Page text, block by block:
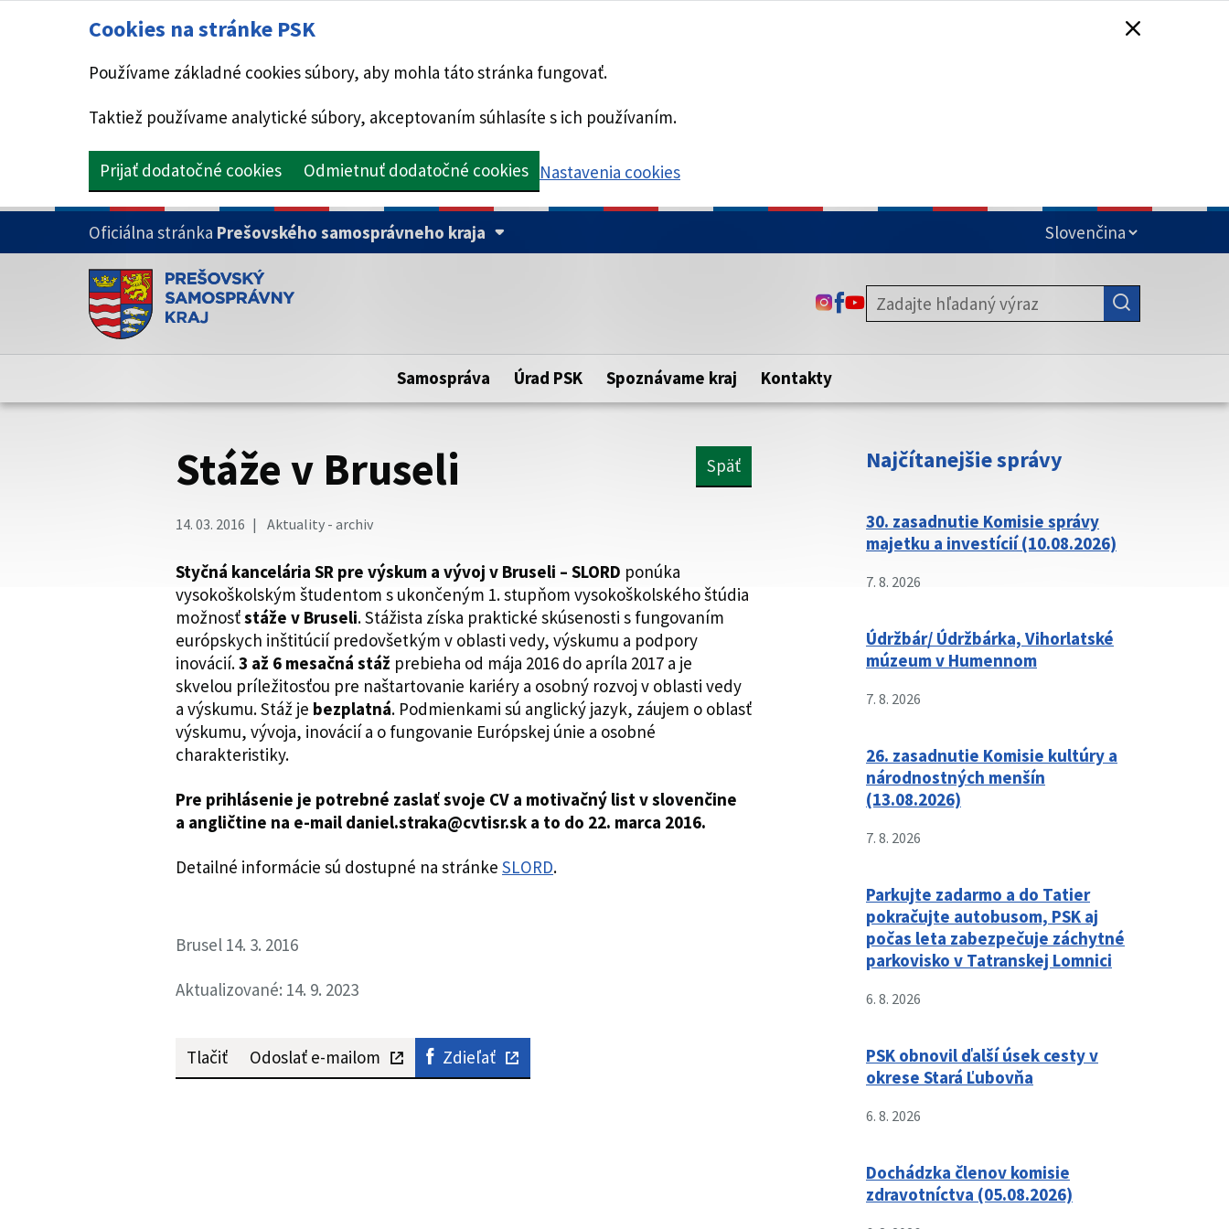
Cookies na stránke PSK
Používame základné cookies súbory, aby mohla táto stránka fungovať.
Taktiež používame analytické súbory, akceptovaním súhlasíte s ich používaním.
Prijať dodatočné cookies Odmietnuť dodatočné cookies Nastavenia cookies
PRESKOČIŤ NA HLAVNÝ OBSAH
Oficiálna stránka Prešovského samosprávneho kraja
Doména psk.sk je oficiálna
Toto je oficiálna webová stránka Prešovského samosprávneho kraja.
Táto stránka je zabezpečená
zabezpečenú webovú stránku. Zabezpečená stránka vždy začína
https:// pred názvom domény webového sídla.
ODKAZ SA OTVORÍ NA NOVEJ KARTE
ODKAZ SA OTVORÍ NA NOVEJ KARTE
ODKAZ SA OTVORÍ NA NOVEJ KARTE
Samospráva Úrad PSK Spoznávame kraj Kontakty
Stáže v Bruseli Späť
14. 03. 2016 Aktuality - archiv
Styčná kancelária SR pre výskum a vývoj v Bruseli – SLORD ponúka
vysokoškolským študentom s ukončeným 1. stupňom vysokoškolského štúdia
možnosťstáže v Bruseli. Stážista získa praktické skúsenosti s fungovaním
európskych inštitúcií predovšetkým v oblasti vedy, výskumu a podpory
inovácií.3 až 6 mesačná stáž prebieha od mája 2016 do apríla 2017 a je
skvelou príležitosťou pre naštartovanie kariéry a osobný rozvoj v oblasti vedy
a výskumu. Stáž je bezplatná. Podmienkami sú anglický jazyk, záujem o oblasť
výskumu, vývoja, inovácií a o fungovanie Európskej únie a osobné
charakteristiky.
Pre prihlásenie je potrebné zaslať svoje CV a motivačný list v slovenčine
a angličtine na e-mail daniel.straka@cvtisr.sk a to do 22. marca 2016.
Detailné informácie sú dostupné na stránke SLORD.
Brusel 14. 3. 2016
Aktualizované: 14. 9. 2023
Tlačiť Odoslať e-mailom Zdieľať
Najčítanejšie správy
30. zasadnutie Komisie správy
majetku a investícií (10.08.2026)
7. 8. 2026
Údržbár/ Údržbárka, Vihorlatské
múzeum v Humennom
7. 8. 2026
26. zasadnutie Komisie kultúry a
národnostných menšín
(13.08.2026)
7. 8. 2026
Parkujte zadarmo a do Tatier
pokračujte autobusom, PSK aj
počas leta zabezpečuje záchytné
parkovisko v Tatranskej Lomnici
6. 8. 2026
PSK obnovil ďalší úsek cesty v
okrese Stará Ľubovňa
6. 8. 2026
Dochádzka členov komisie
zdravotníctva (05.08.2026)